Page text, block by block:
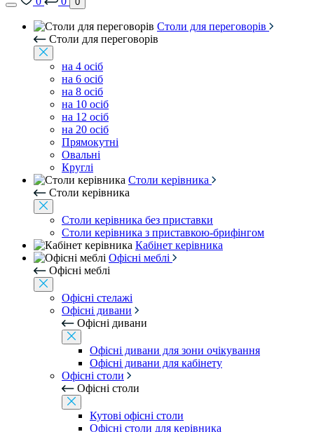
Столи для переговорів
Столи для переговорів
на 4 осіб
на 6 осіб
на 8 осіб
на 10 осіб
на 12 осіб
на 20 осіб
Прямокутні
Овальні
Круглі
Столи керівника
Столи керівника
Столи керівника без приставки
Столи керівника з приставкою-брифінгом
Кабінет керівника
Офісні меблі
Офісні меблі
Офісні стелажі
Офісні дивани
Офісні дивани
Офісні дивани для зони очікування
Офісні дивани для кабінету
Офісні столи
Офісні столи
Кутові офісні столи
Офісні столи для керівника